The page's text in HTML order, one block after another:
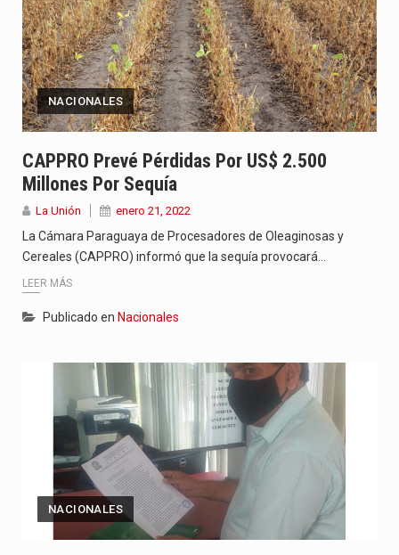
NACIONALES
CAPPRO Prevé Pérdidas Por US$ 2.500
Millones Por Sequía
La Unión enero 21, 2022
La Cámara Paraguaya de Procesadores de Oleaginosas y
Cereales (CAPPRO) informó que la sequía provocará…
LEER MÁS
Publicado en Nacionales
NACIONALES